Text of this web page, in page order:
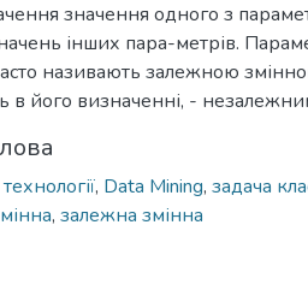
значення одного з
інших пара-метрів.
називають залежною
в його визначенні, -
, Data Mining, задача
, залежна змінна